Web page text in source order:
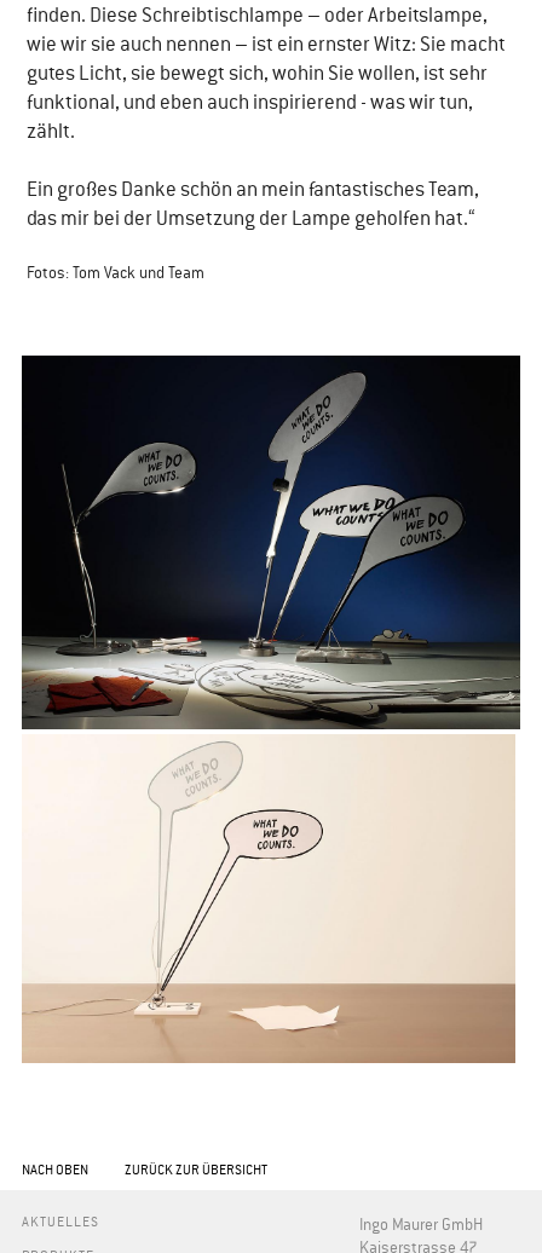
finden. Diese Schreibtischlampe – oder Arbeitslampe,
wie wir sie auch nennen – ist ein ernster Witz: Sie macht
gutes Licht, sie bewegt sich, wohin Sie wollen, ist sehr
funktional, und eben auch inspirierend - was wir tun,
zählt.
Ein großes Danke schön an mein fantastisches Team,
das mir bei der Umsetzung der Lampe geholfen hat.“
​Fotos: Tom Vack und Team
NACH OBEN ZURÜCK ZUR ÜBERSICHT
AKTUELLES
Ingo Maurer GmbH
Kaiserstrasse 47